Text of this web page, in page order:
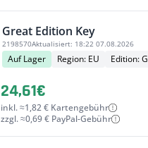
Great Edition Key
2198570Aktualisiert: 18:22 07.08.2026
Auf Lager Region: EU Edition:
24,61€
inkl. ≈1,82 € Kartengebühr
zzgl. ≈0,69 € PayPal-Gebühr